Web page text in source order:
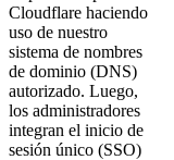
Cloudflare haciendo
uso de nuestro
sistema de nombres
de dominio (DNS)
autorizado. Luego,
los administradores
integran el inicio de
sesión único (SSO)